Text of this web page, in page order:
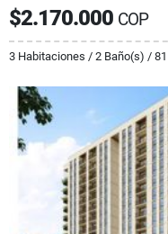
$2.170.000 COP
3 Habitaciones / 2 Baño(s) /